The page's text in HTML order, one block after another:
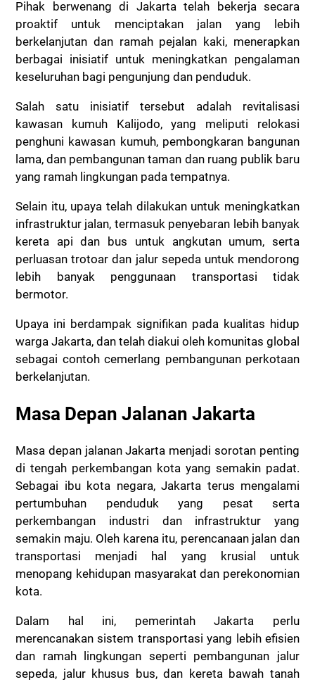
Pihak berwenang di Jakarta telah bekerja secara
proaktif untuk menciptakan jalan yang lebih
berkelanjutan dan ramah pejalan kaki, menerapkan
berbagai inisiatif untuk meningkatkan pengalaman
keseluruhan bagi pengunjung dan penduduk.
Salah satu inisiatif tersebut adalah revitalisasi
kawasan kumuh Kalijodo, yang meliputi relokasi
penghuni kawasan kumuh, pembongkaran bangunan
lama, dan pembangunan taman dan ruang publik baru
yang ramah lingkungan pada tempatnya.
Selain itu, upaya telah dilakukan untuk meningkatkan
infrastruktur jalan, termasuk penyebaran lebih banyak
kereta api dan bus untuk angkutan umum, serta
perluasan trotoar dan jalur sepeda untuk mendorong
lebih banyak penggunaan transportasi tidak
bermotor.
Upaya ini berdampak signifikan pada kualitas hidup
warga Jakarta, dan telah diakui oleh komunitas global
sebagai contoh cemerlang pembangunan perkotaan
berkelanjutan.
Masa Depan Jalanan Jakarta
Masa depan jalanan Jakarta menjadi sorotan penting
di tengah perkembangan kota yang semakin padat.
Sebagai ibu kota negara, Jakarta terus mengalami
pertumbuhan penduduk yang pesat serta
perkembangan industri dan infrastruktur yang
semakin maju. Oleh karena itu, perencanaan jalan dan
transportasi menjadi hal yang krusial untuk
menopang kehidupan masyarakat dan perekonomian
kota.
Dalam hal ini, pemerintah Jakarta perlu
merencanakan sistem transportasi yang lebih efisien
dan ramah lingkungan seperti pembangunan jalur
sepeda, jalur khusus bus, dan kereta bawah tanah